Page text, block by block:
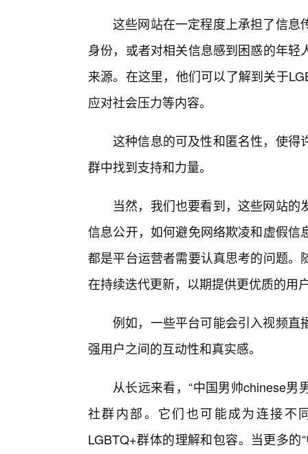
这些网站在一定程度上承担了信息
身份，或者对相关信息感到困惑的年
来源。在这里，他们可以了解到关于
应对社会压力等内容。
这种信息的可及性和匿名性，使得
群中找到支持和力量。
当然，我们也要看到，这些网站
信息公开，如何避免网络欺凌和虚假
都是平台运营者需要认真思考的问题
在持续迭代更新，以期提供更优质的用
例如，一些平台可能会引入视频直
强用户之间的互动性和真实感。
从长远来看，“中国男帅chinese男
社群内部。它们也可能成为连接不
LGBTQ+群体的理解和包容。当更多